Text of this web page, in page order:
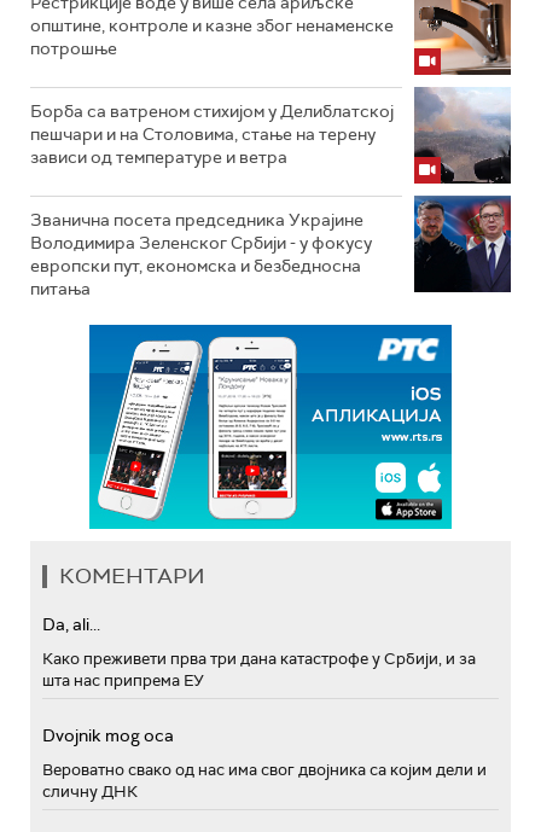
општине, контроле и казне због ненаменске
потрошње
Борба са ватреном стихијом у Делиблатској
пешчари и на Столовима, стање на терену
зависи од температуре и ветра
Званична посета председника Украјине
Володимира Зеленског Србији - у фокусу
европски пут, економска и безбедносна
питања
КОМЕНТАРИ
Da, ali...
Како преживети прва три дана катастрофе у Србији, и за
шта нас припрема ЕУ
Dvojnik mog oca
Вероватно свако од нас има свог двојника са којим дели и
сличну ДНК